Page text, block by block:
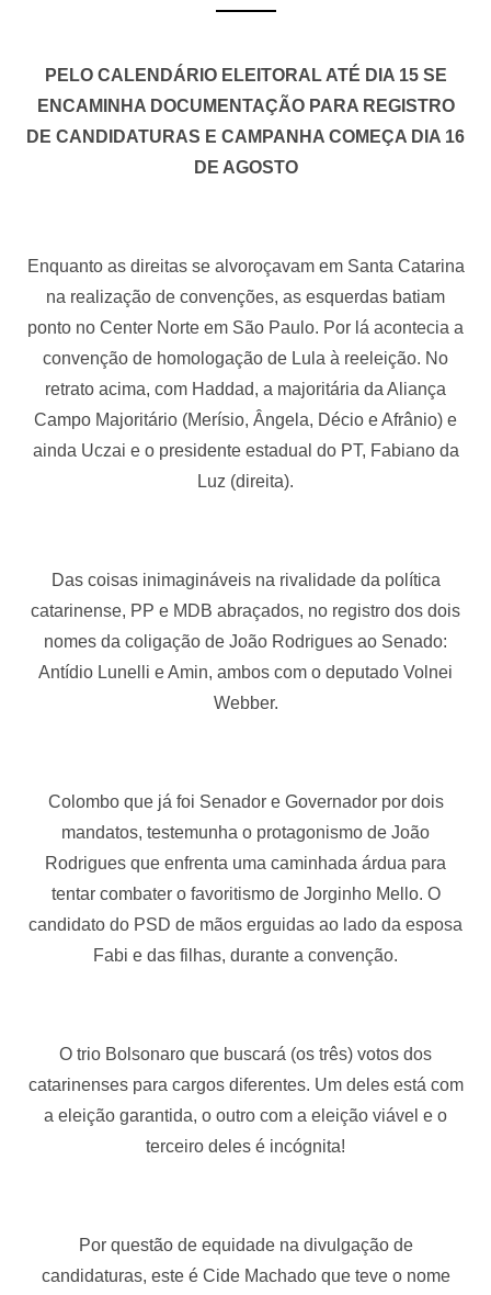
PELO CALENDÁRIO ELEITORAL ATÉ DIA 15 SE
ENCAMINHA DOCUMENTAÇÃO PARA REGISTRO
DE CANDIDATURAS E CAMPANHA COMEÇA DIA 16
DE AGOSTO
Enquanto as direitas se alvoroçavam em Santa Catarina
na realização de convenções, as esquerdas batiam
ponto no Center Norte em São Paulo. Por lá acontecia a
convenção de homologação de Lula à reeleição. No
retrato acima, com Haddad, a majoritária da Aliança
Campo Majoritário (Merísio, Ângela, Décio e Afrânio) e
ainda Uczai e o presidente estadual do PT, Fabiano da
Luz (direita).
Das coisas inimagináveis na rivalidade da política
catarinense, PP e MDB abraçados, no registro dos dois
nomes da coligação de João Rodrigues ao Senado:
Antídio Lunelli e Amin, ambos com o deputado Volnei
Webber.
Colombo que já foi Senador e Governador por dois
mandatos, testemunha o protagonismo de João
Rodrigues que enfrenta uma caminhada árdua para
tentar combater o favoritismo de Jorginho Mello. O
candidato do PSD de mãos erguidas ao lado da esposa
Fabi e das filhas, durante a convenção.
O trio Bolsonaro que buscará (os três) votos dos
catarinenses para cargos diferentes. Um deles está com
a eleição garantida, o outro com a eleição viável e o
terceiro deles é incógnita!
Por questão de equidade na divulgação de
candidaturas, este é Cide Machado que teve o nome